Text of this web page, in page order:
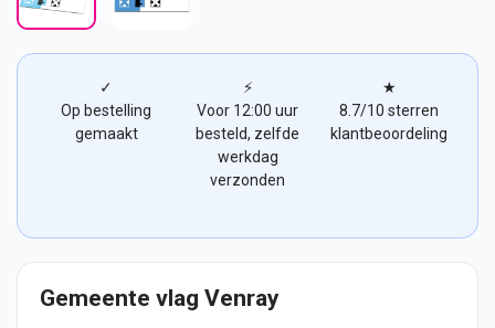
✓
Op bestelling
gemaakt
⚡
Voor 12:00 uur
besteld, zelfde
werkdag
verzonden
★
8.7/10 sterren
klantbeoordeling
Gemeente vlag Venray